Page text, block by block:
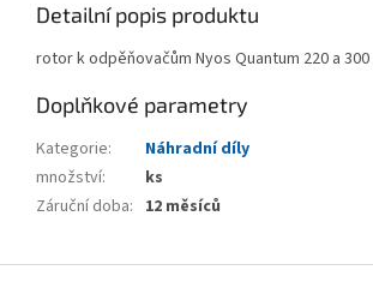
Detailní popis produktu
rotor k odpěňovačům Nyos Quantum 220 a
Doplňkové parametry
Kategorie:
Náhradní díly
množství:
ks
Záruční doba: 12 měsíců